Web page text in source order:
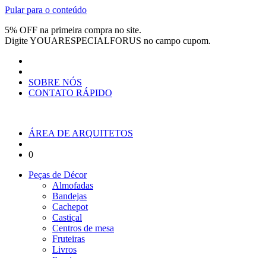
Pular para o conteúdo
5% OFF na primeira compra no site.
DigiteYOUARESPECIALFORUS no campo cupom.
SOBRE NÓS
CONTATO RÁPIDO
ÁREA DE ARQUITETOS
0
Peças de Décor
Almofadas
Bandejas
Cachepot
Castiçal
Centros de mesa
Fruteiras
Livros